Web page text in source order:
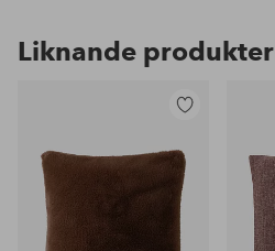
Liknande produkter
i
favoriter